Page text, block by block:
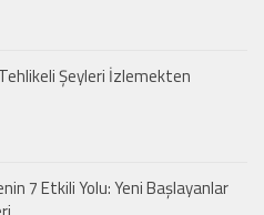
Şeyleri İzlemekten
7 Etkili Yolu: Yeni Başlayanlar